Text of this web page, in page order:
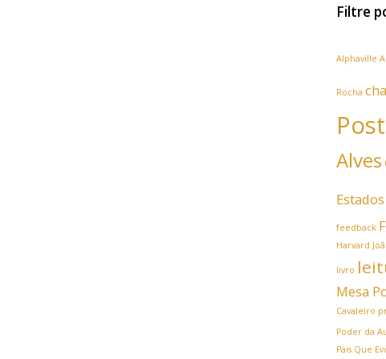
Filtre
Alphaville
Rocha
Alves
feedback
Harvard
livro
Mesa
Cavaleiro
Poder da
Pais Que